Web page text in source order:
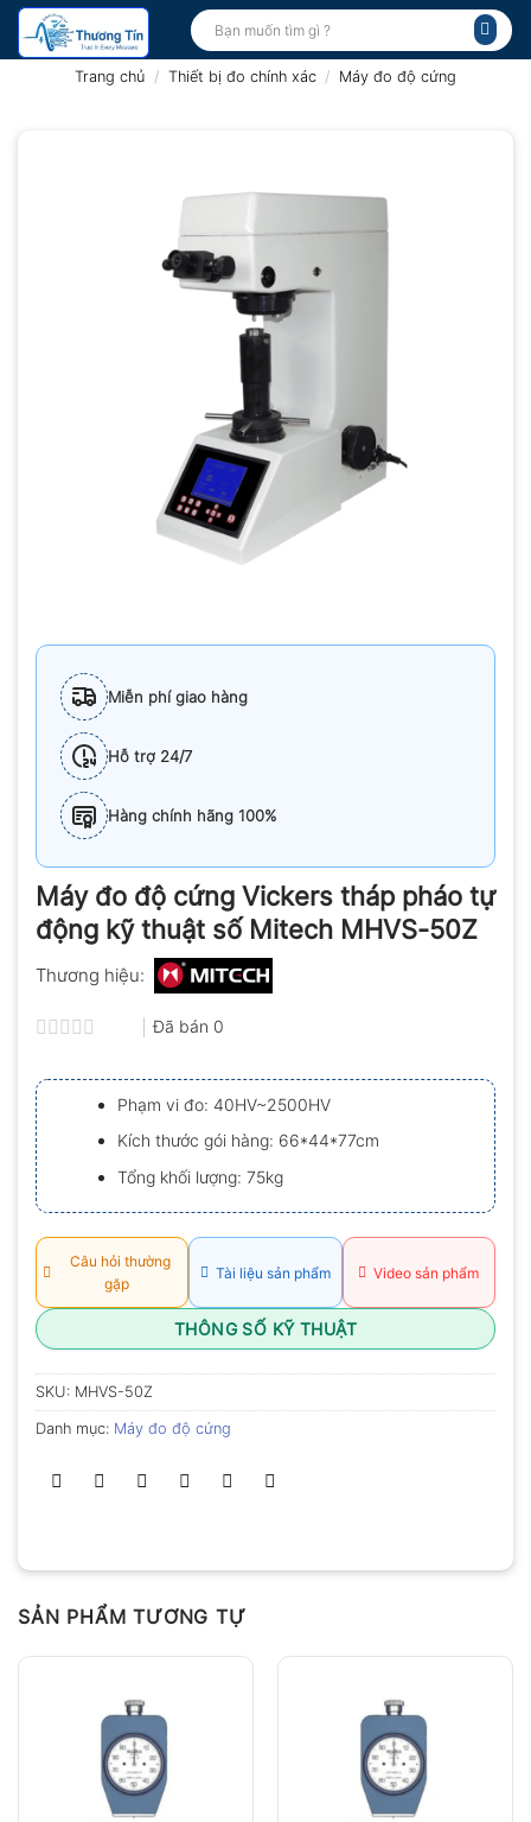
Bỏ
qua
Tìm
kiếm:
Trang chủ / Thiết bị đo chính xác / Máy đo độ cứng
Miễn phí giao hàng
Hỗ trợ 24/7
Hàng chính hãng 100%
Máy đo độ cứng Vickers tháp pháo tự
động kỹ thuật số Mitech MHVS-50Z
Thương hiệu:
xếp
hạng
0.0
5
sao
Đã bán 0
Phạm vi đo: 40HV~2500HV
Kích thước gói hàng: 66*44*77cm
Tổng khối lượng: 75kg
Câu hỏi thường
gặp
Tài liệu sản phẩm Video sản phẩm
THÔNG SỐ KỸ THUẬT
SKU: MHVS-50Z
Danh mục: Máy đo độ cứng
SẢN PHẨM TƯƠNG TỰ